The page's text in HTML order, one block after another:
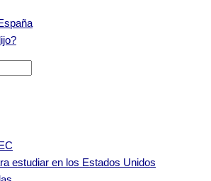
estudiar en los Estados Unidos